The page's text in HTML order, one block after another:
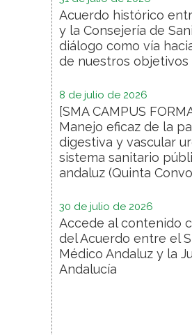
Acuerdo histórico
y la Consejería de
diálogo como vía
de nuestros objetivos
8 de julio de 2026
[SMA CAMPUS
Manejo eficaz de la
digestiva y vascular
sistema sanitario
andaluz (Quinta
30 de julio de 2026
Accede al contenido
del Acuerdo entre el
Médico Andaluz y la
Andalucía